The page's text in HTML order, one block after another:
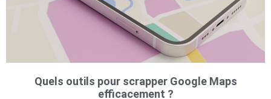
Quels outils pour scrapper Google Maps
efficacement ?